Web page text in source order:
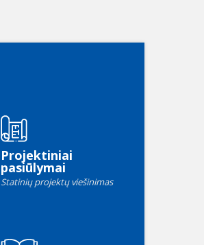
Projektiniai
pasiūlymai
Statinių projektų viešinimas